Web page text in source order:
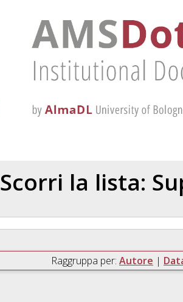
Scorri la lista:
Raggruppa per: Autore |